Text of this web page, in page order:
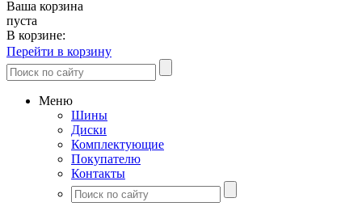
Ваша корзина
пуста
В корзине:
Перейти в корзину
Меню
Шины
Диски
Комплектующие
Покупателю
Контакты